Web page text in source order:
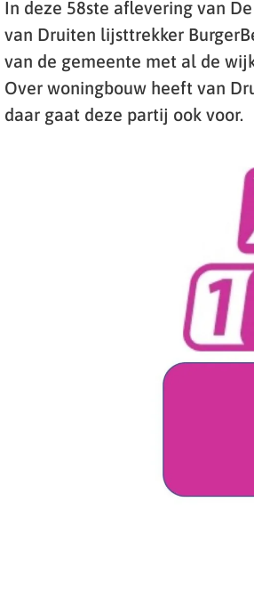
In deze 58ste aflevering van
van Druiten lijsttrekker
van de gemeente met al de
Over woningbouw heeft van
daar gaat deze partij ook voor.